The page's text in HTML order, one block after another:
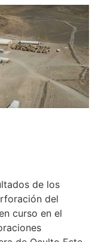
de los
del
curso en el